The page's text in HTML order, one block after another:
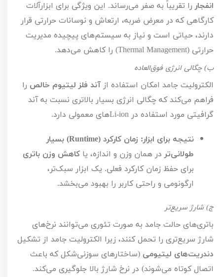
انفجار را تقریباً به صفر می‌رساند. این ویژگی برای ابزارآلات
کارگاهی که در معرض ضربه، ارتعاش و نوسانات حرارتی قرار
دارند، حیاتی است و نیاز به سیستم‌های پیچیده مدیریت
حرارتی (Thermal Management) را کاهش می‌دهد.
ب) چگالی انرژی فوق‌العاده
الکترولیت جامد امکان استفاده از آند فلز لیتیوم خالص را
فراهم می‌کند که چگالی انرژی بسیار بالاتری نسبت به آند
گرافیتی مورد استفاده در Li-ionهای معمولی دارد.
نتیجه برای ابزار: زمان کارکرد (Runtime) بسیار
طولانی‌تر در همان وزن و اندازه، یا کاهش وزن باتری
برای حفظ زمان کارکرد فعلی. یک ابزار سبک‌تر،
ارگونومی و راحتی کاربر را بهبود می‌بخشد.
ج) شارژ سریع‌تر
باتری‌های حالت جامد به صورت تئوری می‌توانند نرخ‌های
شارژ سریع‌تری را تحمل کنند، زیرا الکترولیت جامد از تشکیل
دندریت‌های لیتیومی (ساختارهای سوزنی‌شکل که باعث
اتصال کوتاه می‌شوند) در نرخ شارژ بالا جلوگیری می‌کند.